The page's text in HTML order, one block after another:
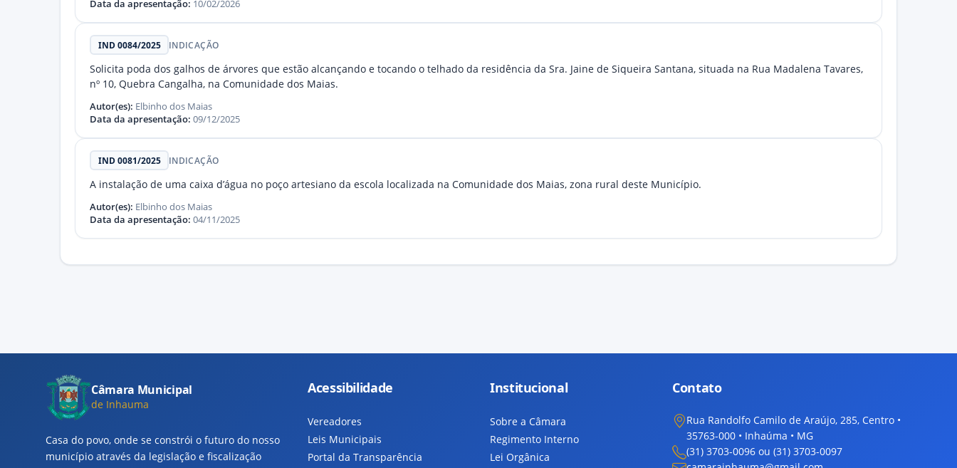
Data da apresentação: 10/02/2026
IND 0084/2025 INDICAÇÃO
Solicita poda dos galhos de árvores que estão alcançando e tocando o telhado da residência da Sra. Jaine de Siqueira Santana, situada na Rua Madalena Tavares,
nº 10, Quebra Cangalha, na Comunidade dos Maias.
Autor(es): Elbinho dos Maias
Data da apresentação: 09/12/2025
IND 0081/2025 INDICAÇÃO
A instalação de uma caixa d’água no poço artesiano da escola localizada na Comunidade dos Maias, zona rural deste Município.
Autor(es): Elbinho dos Maias
Data da apresentação: 04/11/2025
Câmara Municipal
de Inhauma
Casa do povo, onde se constrói o futuro do nosso
município através da legislação e fiscalização
Acessibilidade
Vereadores
Leis Municipais
Portal da Transparência
Institucional
Sobre a Câmara
Regimento Interno
Lei Orgânica
Contato
Rua Randolfo Camilo de Araújo, 285, Centro •
35763-000 • Inhaúma • MG
(31) 3703-0096 ou (31) 3703-0097